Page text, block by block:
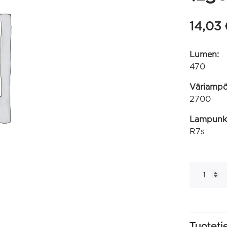
14,03
Lumen:
470
2700
R7s
COB